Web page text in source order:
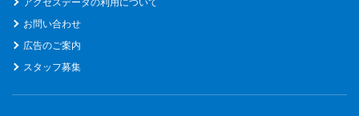
お問い合わせ
広告のご案内
スタッフ募集